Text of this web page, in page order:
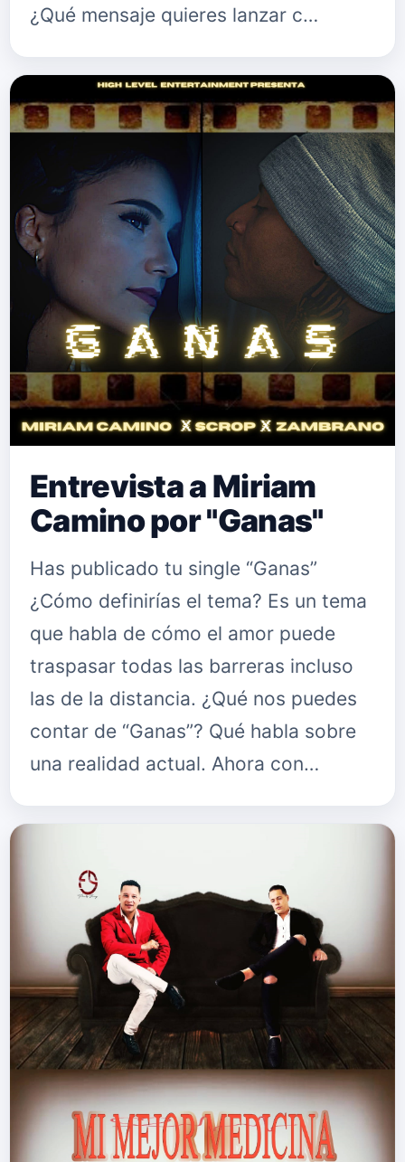
¿Qué mensaje quieres lanzar c…
Entrevista a Miriam
Camino por "Ganas"
Has publicado tu single “Ganas”
¿Cómo definirías el tema? Es un tema
que habla de cómo el amor puede
traspasar todas las barreras incluso
las de la distancia. ¿Qué nos puedes
contar de “Ganas”? Qué habla sobre
una realidad actual. Ahora con…